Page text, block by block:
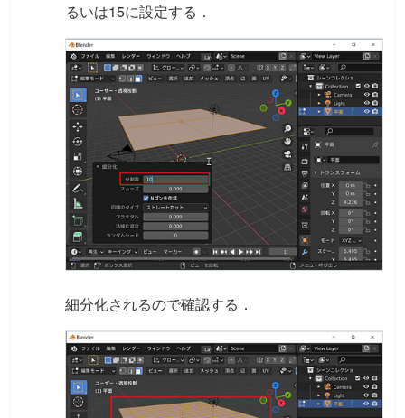
るいは15に設定する．
細分化されるので確認する．